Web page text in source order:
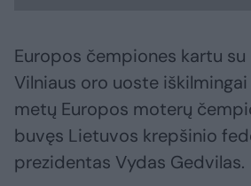
Europos čempiones kartu su
Vilniaus oro uoste
metų Europos moterų
buvęs Lietuvos krepšinio
prezidentas Vydas Gedvilas.